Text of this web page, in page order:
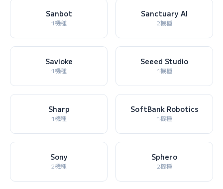
Sanbot
1機種
Sanctuary AI
2機種
Savioke
1機種
Seeed Studio
1機種
Sharp
1機種
SoftBank Robotics
1機種
Sony
2機種
Sphero
2機種